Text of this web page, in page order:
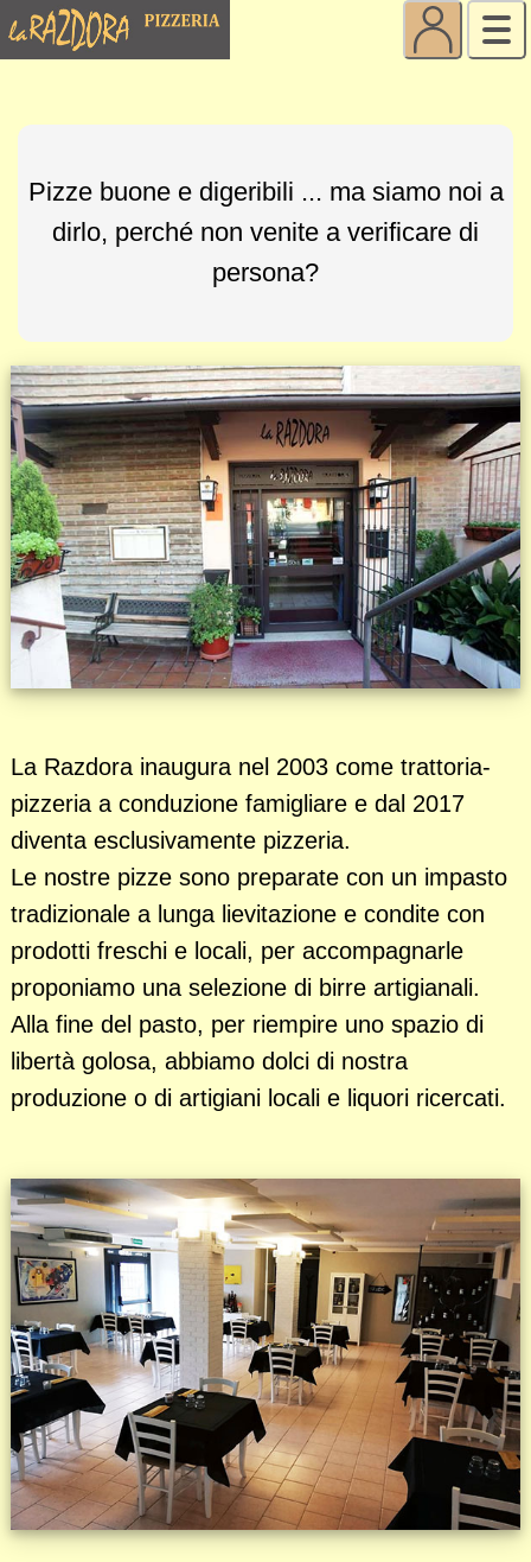
Pizze buone e digeribili ... ma siamo noi a
dirlo, perché non venite a verificare di
persona?
La Razdora inaugura nel 2003 come trattoria-
pizzeria a conduzione famigliare e dal 2017
diventa esclusivamente pizzeria.
Le nostre pizze sono preparate con un impasto
tradizionale a lunga lievitazione e condite con
prodotti freschi e locali, per accompagnarle
proponiamo una selezione di birre artigianali.
Alla fine del pasto, per riempire uno spazio di
libertà golosa, abbiamo dolci di nostra
produzione o di artigiani locali e liquori ricercati.